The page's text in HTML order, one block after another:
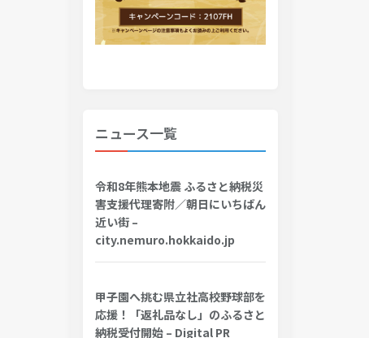
ニュース一覧
令和8年熊本地震 ふるさと納税災
害支援代理寄附／朝日にいちばん
近い街 –
city.nemuro.hokkaido.jp
甲子園へ挑む県立社高校野球部を
応援！「返礼品なし」のふるさと
納税受付開始 – Digital PR